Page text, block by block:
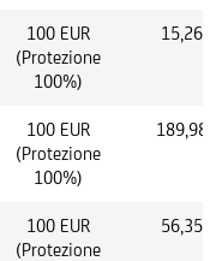
100 EUR
(Protezione
100%)
15,26
100 EUR
(Protezione
100%)
189,98
100 EUR
(Protezione
56,35